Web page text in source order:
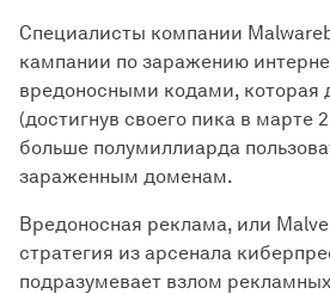
Специалисты компании
кампании по заражению
вредоносными кодами, которая
(достигнув своего пика в марте
больше полумиллиарда
зараженным доменам.
Вредоносная реклама, или
стратегия из арсенала
подразумевает взлом